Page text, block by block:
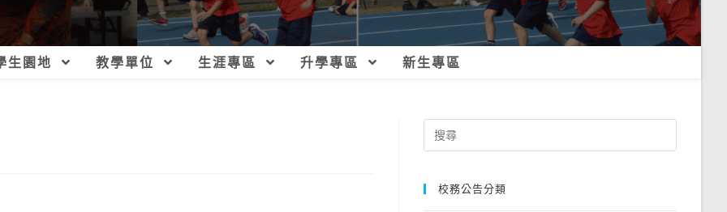
生園地 教學單位 生涯專區 升學專區 新生專區
Search
for:
校務公告分類